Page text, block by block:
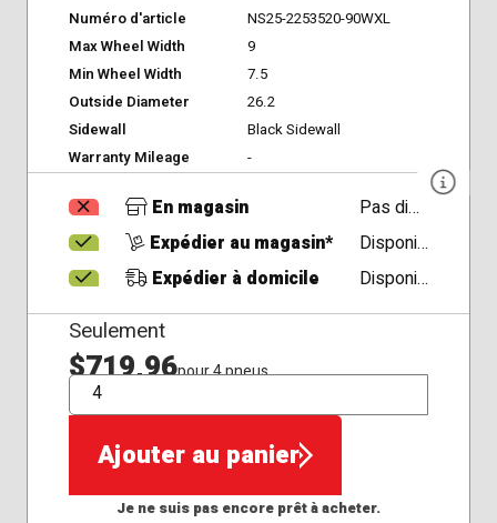
Numéro d'article
NS25-2253520-90WXL
Max Wheel Width
9
Min Wheel Width
7.5
Outside Diameter
26.2
Sidewall
Black Sidewall
Warranty Mileage
-
En magasin
Pas disponible
Expédier au magasin*
Disponible
Expédier à domicile
Disponible
Seulement
$719,96pour 4 pneus
QTÉ
Ajouter au panier
Je ne suis pas encore prêt à acheter.